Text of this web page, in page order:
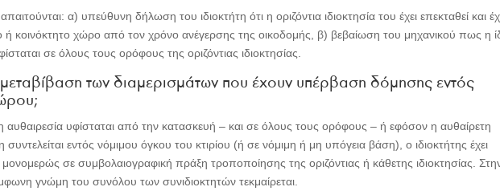
α) υπεύθυνη δήλωση του ιδιοκτήτη ότι η οριζόντια ιδιοκτησία του έχει επεκταθεί και
ή κοινόκτητο χώρο από τον χρόνο ανέγερσης της οικοδομής, β) βεβαίωση του μηχανικού πως η
σε όλους τους ορόφους της οριζόντιας ιδιοκτησίας.
των διαμερισμάτων που έχουν υπέρβαση δόμησης εντός
υφίσταται από την κατασκευή – και σε όλους τους ορόφους – ή εφόσον η αυθαίρετη
εντός νόμιμου όγκου του κτιρίου (ή σε νόμιμη ή μη υπόγεια βάση), ο ιδιοκτήτης έχει
μονομερώς σε συμβολαιογραφική πράξη τροποποίησης της οριζόντιας ή κάθετης ιδιοκτησίας.
γνώμη του συνόλου των συνιδιοκτητών τεκμαίρεται.